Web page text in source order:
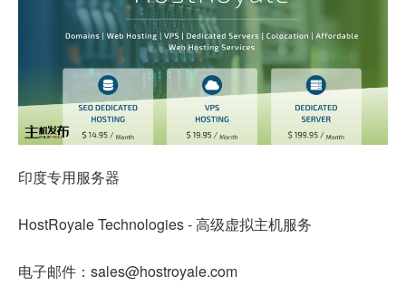
印度专用服务器
HostRoyale Technologies - 高级虚拟主机服务
电子邮件：sales@hostroyale.com